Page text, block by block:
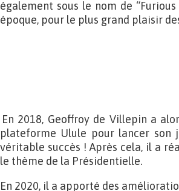
également sous le nom de
époque, pour le plus grand plaisir
En 2018, Geoffroy de Villepin a
plateforme Ulule pour lancer son
véritable succès ! Après cela, il a
le thème de la Présidentielle.
En 2020, il a apporté des